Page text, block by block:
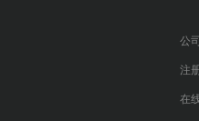
公
注
在